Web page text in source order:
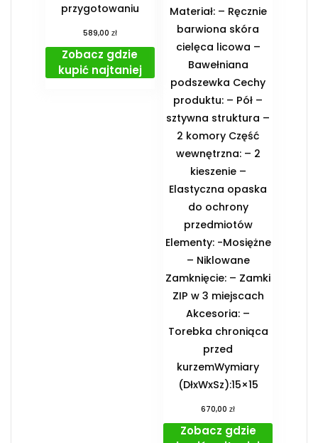
przygotowaniu
589,00 zł
Zobacz gdzie
kupić najtaniej
Materiał: – Ręcznie
barwiona skóra
cielęca licowa –
Bawełniana
podszewka Cechy
produktu: – Pół –
sztywna struktura –
2 komory Część
wewnętrzna: – 2
kieszenie –
Elastyczna opaska
do ochrony
przedmiotów
Elementy: -Mosiężne
– Niklowane
Zamknięcie: – Zamki
ZIP w 3 miejscach
Akcesoria: –
Torebka chroniąca
przed
kurzemWymiary
(DłxWxSz):15×15
670,00zł
Zobacz gdzie